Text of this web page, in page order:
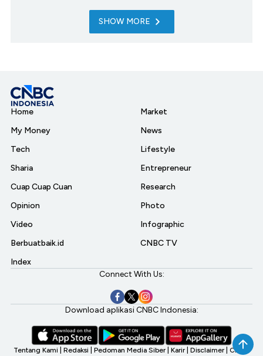
SHOW MORE
Home
My Money
Tech
Sharia
Cuap Cuap Cuan
Opinion
Video
Berbuatbaik.id
Index
Market
News
Lifestyle
Entrepreneur
Research
Photo
Infographic
CNBC TV
Connect With Us:
Download aplikasi CNBC Indonesia:
Tentang Kami Redaksi Pedoman Media Siber Karir Disclaimer CNBC